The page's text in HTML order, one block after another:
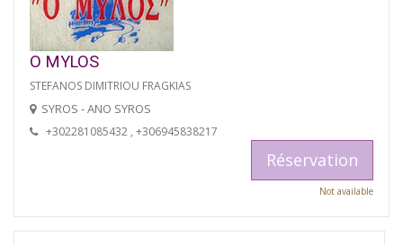
O MYLOS
STEFANOS DIMITRIOU FRAGKIAS
SYROS - ANO SYROS
+302281085432 , +306945838217
Réservation
Not available